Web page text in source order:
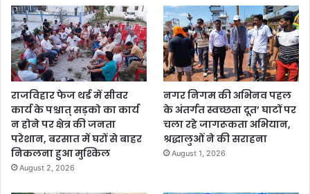
राजविहार फेज थर्ड में सीवर
कार्य के पश्चात् सड़को का कार्य
न होने पर क्षेत्र की जनता
परेशान, बरसात में घरों से बाहर
निकलना हुआ मुश्किल
August 2, 2026
नगर निगम की अभिनव पहल
के अंतर्गत स्वच्छता दूत’ घाटों पर
चला रहे जागरूकता अभियान,
श्रद्धालुओं ने की सराहना
August 1, 2026